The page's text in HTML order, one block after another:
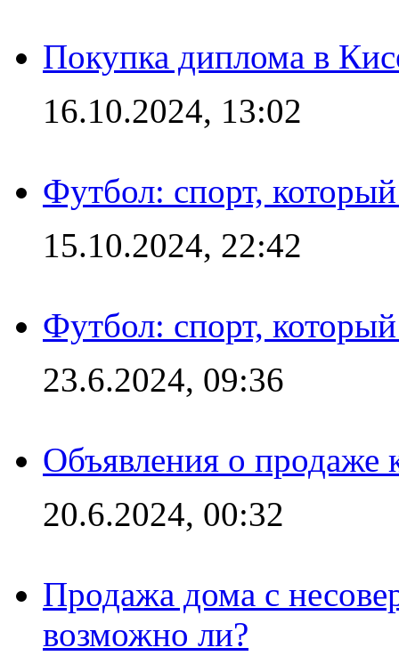
Покупка диплома в
16.10.2024, 13:02
Футбол: спорт,
15.10.2024, 22:42
Футбол: спорт,
23.6.2024, 09:36
Объявления о продаже
20.6.2024, 00:32
Продажа дома с
возможно ли?